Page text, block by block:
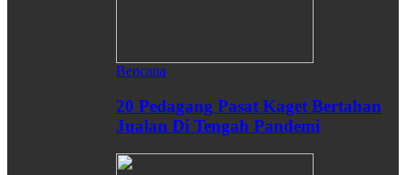
Bencana
20 Pedagang Pasat Kaget Bertahan
Jualan Di Tengah Pandemi